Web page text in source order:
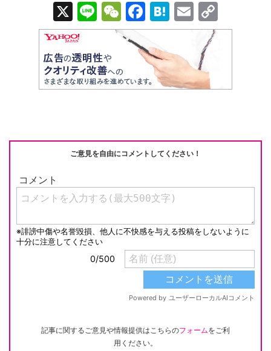
X
Li
n
e
W
e
C
at
F
a
c
e
b
k
H
at
e
n
a
E
m
ail
o
Li
ご意見を自由にコメントしてください！
記事に関するご意見や情報提供はこちらのフォームをご利
用ください。